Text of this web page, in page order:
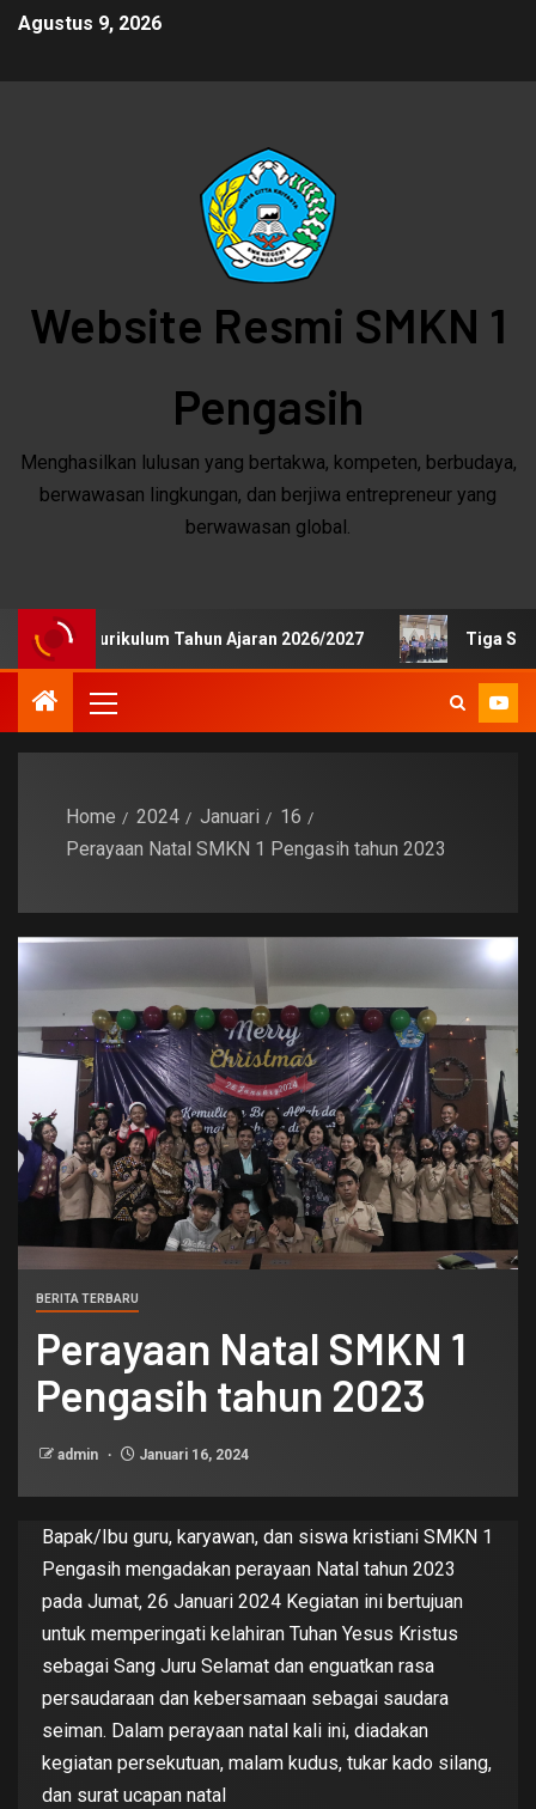
Agustus 9, 2026
Website Resmi SMKN 1
Pengasih
Menghasilkan lulusan yang bertakwa, kompeten, berbudaya,
berwawasan lingkungan, dan berjiwa entrepreneur yang
berwawasan global.
Kurikulum Tahun Ajaran 2026/2027 Tiga Siswa
Home 2024 Januari
16
Perayaan Natal SMKN 1 Pengasih tahun 2023
BERITA TERBARU
Perayaan Natal SMKN 1
Pengasih tahun 2023
admin Januari 16, 2024
Bapak/Ibu guru, karyawan, dan siswa kristiani SMKN 1
Pengasih mengadakan perayaan Natal tahun 2023
pada Jumat, 26 Januari 2024 Kegiatan ini bertujuan
untuk memperingati kelahiran Tuhan Yesus Kristus
sebagai Sang Juru Selamat dan enguatkan rasa
persaudaraan dan kebersamaan sebagai saudara
seiman. Dalam perayaan natal kali ini, diadakan
kegiatan persekutuan, malam kudus, tukar kado silang,
dan surat ucapan natal